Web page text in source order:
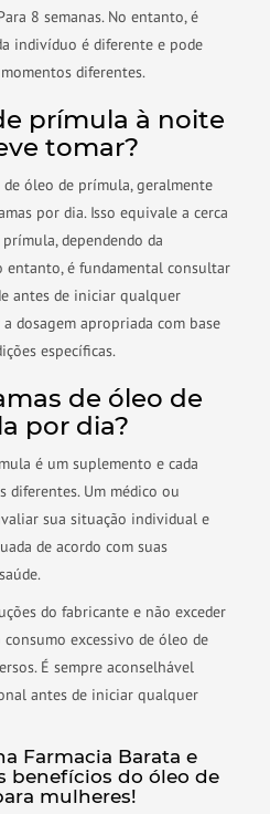
8 semanas. No entanto, é
indivíduo é diferente e pode
diferentes.
prímula à noite
tomar?
óleo de prímula, geralmente
por dia. Isso equivale a cerca
dependendo da
entanto, é fundamental consultar
antes de iniciar qualquer
dosagem apropriada com base
específicas.
de óleo de
por dia?
é um suplemento e cada
diferentes. Um médico ou
sua situação individual e
de acordo com suas
do fabricante e não exceder
excessivo de óleo de
É sempre aconselhável
antes de iniciar qualquer
Farmacia Barata e
benefícios do óleo de
mulheres!